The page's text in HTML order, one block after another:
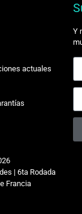
actuales
| 6ta Rodada
Francia
Y